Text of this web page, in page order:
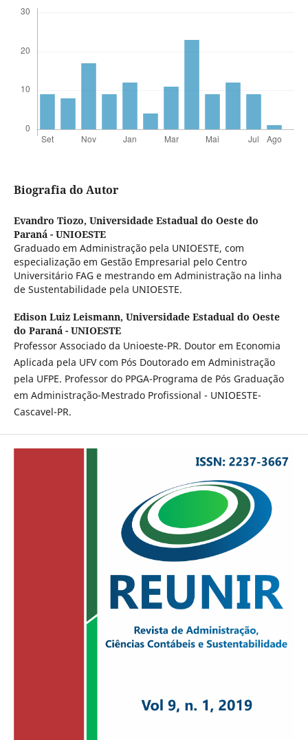
Biografia do Autor
Evandro Tiozo, Universidade Estadual do Oeste do
Paraná - UNIOESTE
Graduado em Administração pela UNIOESTE, com
especialização em Gestão Empresarial pelo Centro
Universitário FAG e mestrando em Administração na linha
de Sustentabilidade pela UNIOESTE.
Edison Luiz Leismann, Universidade Estadual do Oeste
do Paraná - UNIOESTE
Professor Associado da Unioeste-PR. Doutor em Economia
Aplicada pela UFV com Pós Doutorado em Administração
pela UFPE. Professor do PPGA-Programa de Pós Graduação
em Administração-Mestrado Profissional - UNIOESTE-
Cascavel-PR.